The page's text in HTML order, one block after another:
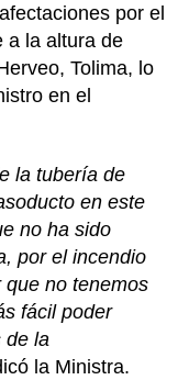
por el
a la altura de
Tolima, lo
en el
la tubería de
en este
no ha sido
por el incendio
no tenemos
fácil poder
de la
la Ministra.